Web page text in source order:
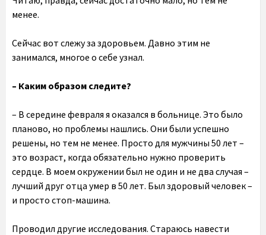
менее.
Сейчас вот слежу за здоровьем. Давно этим не
занимался, многое о себе узнал.
– Каким образом следите?
– В середине февраля я оказался в больнице. Это было
планово, но проблемы нашлись. Они были успешно
решены, но тем не менее. Просто для мужчины 50 лет –
это возраст, когда обязательно нужно проверить
сердце. В моем окружении был не один и не два случая –
лучший друг отца умер в 50 лет. Был здоровый человек –
и просто стоп-машина.
Проводил другие исследования. Стараюсь навести